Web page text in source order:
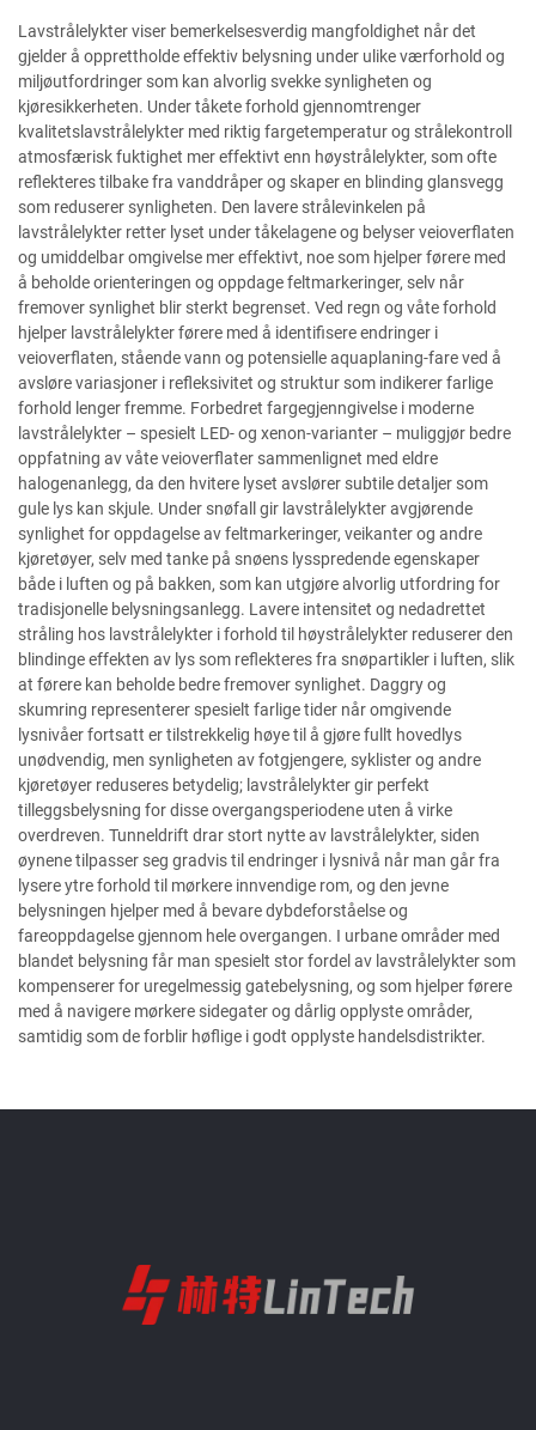
Lavstrålelykter viser bemerkelsesverdig mangfoldighet når det
gjelder å opprettholde effektiv belysning under ulike værforhold og
miljøutfordringer som kan alvorlig svekke synligheten og
kjøresikkerheten. Under tåkete forhold gjennomtrenger
kvalitetslavstrålelykter med riktig fargetemperatur og strålekontroll
atmosfærisk fuktighet mer effektivt enn høystrålelykter, som ofte
reflekteres tilbake fra vanddråper og skaper en blinding glansvegg
som reduserer synligheten. Den lavere strålevinkelen på
lavstrålelykter retter lyset under tåkelagene og belyser veioverflaten
og umiddelbar omgivelse mer effektivt, noe som hjelper førere med
å beholde orienteringen og oppdage feltmarkeringer, selv når
fremover synlighet blir sterkt begrenset. Ved regn og våte forhold
hjelper lavstrålelykter førere med å identifisere endringer i
veioverflaten, stående vann og potensielle aquaplaning-fare ved å
avsløre variasjoner i refleksivitet og struktur som indikerer farlige
forhold lenger fremme. Forbedret fargegjenngivelse i moderne
lavstrålelykter – spesielt LED- og xenon-varianter – muliggjør bedre
oppfatning av våte veioverflater sammenlignet med eldre
halogenanlegg, da den hvitere lyset avslører subtile detaljer som
gule lys kan skjule. Under snøfall gir lavstrålelykter avgjørende
synlighet for oppdagelse av feltmarkeringer, veikanter og andre
kjøretøyer, selv med tanke på snøens lysspredende egenskaper
både i luften og på bakken, som kan utgjøre alvorlig utfordring for
tradisjonelle belysningsanlegg. Lavere intensitet og nedadrettet
stråling hos lavstrålelykter i forhold til høystrålelykter reduserer den
blindinge effekten av lys som reflekteres fra snøpartikler i luften, slik
at førere kan beholde bedre fremover synlighet. Daggry og
skumring representerer spesielt farlige tider når omgivende
lysnivåer fortsatt er tilstrekkelig høye til å gjøre fullt hovedlys
unødvendig, men synligheten av fotgjengere, syklister og andre
kjøretøyer reduseres betydelig; lavstrålelykter gir perfekt
tilleggsbelysning for disse overgangsperiodene uten å virke
overdreven. Tunneldrift drar stort nytte av lavstrålelykter, siden
øynene tilpasser seg gradvis til endringer i lysnivå når man går fra
lysere ytre forhold til mørkere innvendige rom, og den jevne
belysningen hjelper med å bevare dybdeforståelse og
fareoppdagelse gjennom hele overgangen. I urbane områder med
blandet belysning får man spesielt stor fordel av lavstrålelykter som
kompenserer for uregelmessig gatebelysning, og som hjelper førere
med å navigere mørkere sidegater og dårlig opplyste områder,
samtidig som de forblir høflige i godt opplyste handelsdistrikter.